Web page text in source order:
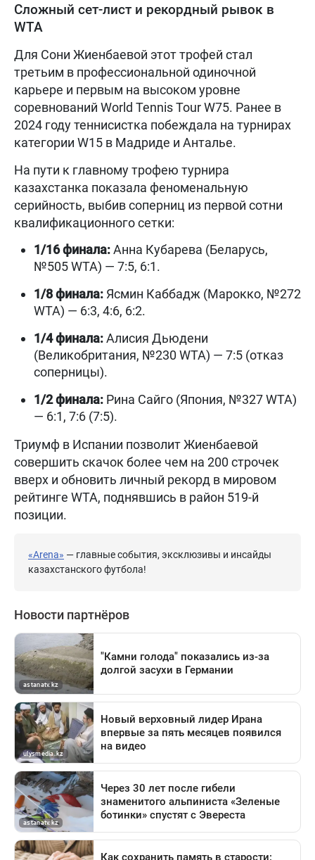
Сложный сет-лист и рекордный рывок в
WTA
Для Сони Жиенбаевой этот трофей стал
третьим в профессиональной одиночной
карьере и первым на высоком уровне
соревнований World Tennis Tour W75. Ранее в
2024 году теннисистка побеждала на турнирах
категории W15 в Мадриде и Анталье.
На пути к главному трофею турнира
казахстанка показала феноменальную
серийность, выбив соперниц из первой сотни
квалификационного сетки:
1/16 финала:Анна Кубарева (Беларусь,
№505 WTA) — 7:5, 6:1.
1/8 финала: Ясмин Каббадж (Марокко, №272
WTA) — 6:3, 4:6, 6:2.
1/4 финала:Алисия Дьюдени
(Великобритания, №230 WTA) — 7:5 (отказ
соперницы).
1/2 финала: Рина Сайго (Япония, №327 WTA)
— 6:1, 7:6 (7:5).
Триумф в Испании позволит Жиенбаевой
совершить скачок более чем на 200 строчек
вверх и обновить личный рекорд в мировом
рейтинге WTA, поднявшись в район 519-й
позиции.
«Arena» — главные события, эксклюзивы и инсайды
казахстанского футбола!